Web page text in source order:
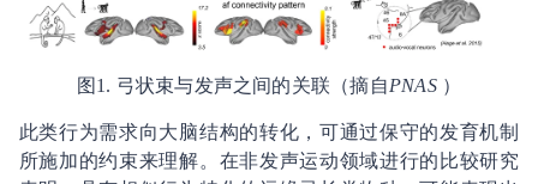
图1. 弓状束与发声之间的关联（摘自PNAS）
此类行为需求向大脑结构的转化，可通过保守的发育机制
所施加的约束来理解。在非发声运动领域进行的比较研究